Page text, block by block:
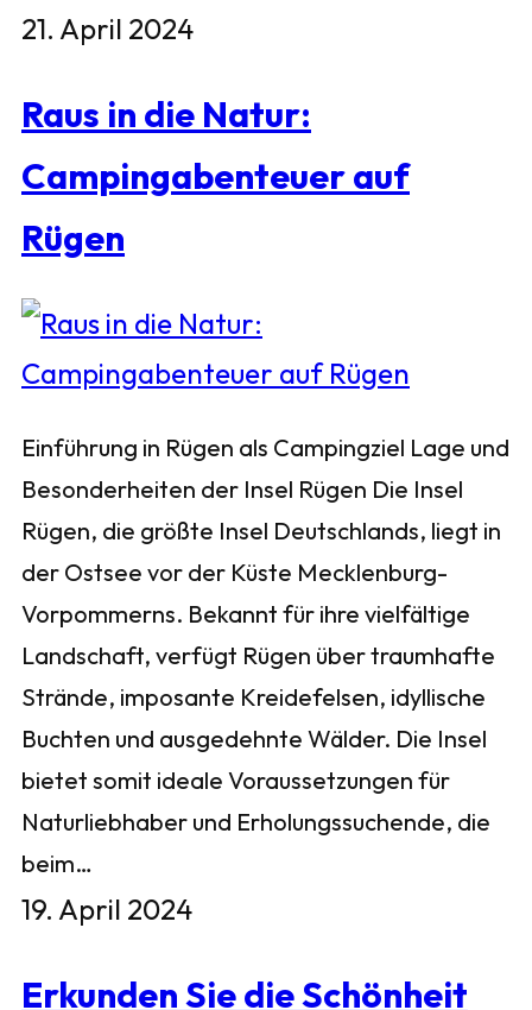
21. April 2024
Raus in die Natur:
Campingabenteuer auf
Rügen
Einführung in Rügen als Campingziel Lage und
Besonderheiten der Insel Rügen Die Insel
Rügen, die größte Insel Deutschlands, liegt in
der Ostsee vor der Küste Mecklenburg-
Vorpommerns. Bekannt für ihre vielfältige
Landschaft, verfügt Rügen über traumhafte
Strände, imposante Kreidefelsen, idyllische
Buchten und ausgedehnte Wälder. Die Insel
bietet somit ideale Voraussetzungen für
Naturliebhaber und Erholungssuchende, die
beim…
19. April 2024
Erkunden Sie die Schönheit